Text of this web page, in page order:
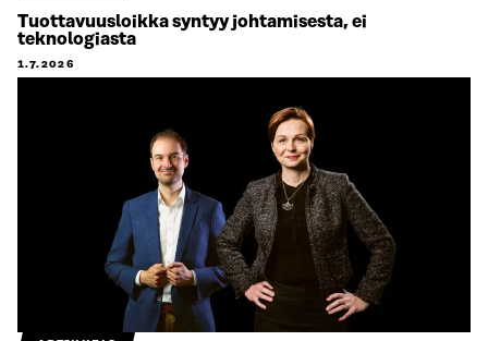
Tuottavuusloikka syntyy johtamisesta, ei
teknologiasta
1.7.2026